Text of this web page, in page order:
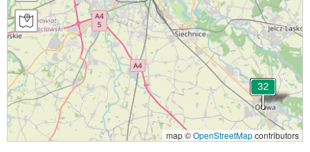
map ©OpenStreetMapcontributors